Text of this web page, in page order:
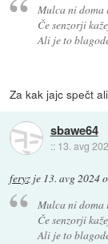
Mulca ni doma
Če senzorji
Ali je to
Za kak jajc spečt
sbawe64
:: 13. avg
feryz je 13. avg 2024
Mulca ni doma
Če senzorji
Ali je to